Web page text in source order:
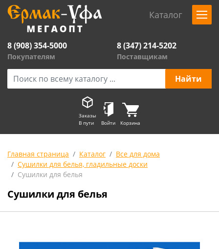
Каталог
8 (908) 354-5000
Покупателям
8 (347) 214-5202
Поставщикам
Заказы
В пути
Войти Корзина
Главная страница Каталог
Все для дома
Сушилки для белья, гладильные доски
Сушилки для белья
Сушилки для белья